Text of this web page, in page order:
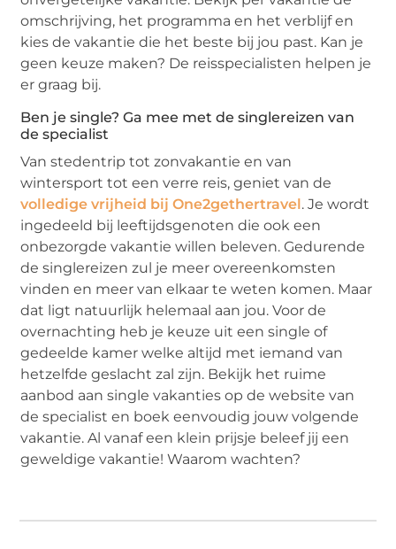
omschrijving, het programma en het verblijf en
kies de vakantie die het beste bij jou past. Kan je
geen keuze maken? De reisspecialisten helpen je
er graag bij.
Ben je single? Ga mee met de singlereizen van
de specialist
Van stedentrip tot zonvakantie en van
wintersport tot een verre reis, geniet van de
volledige vrijheid bij One2gethertravel. Je wordt
ingedeeld bij leeftijdsgenoten die ook een
onbezorgde vakantie willen beleven. Gedurende
de singlereizen zul je meer overeenkomsten
vinden en meer van elkaar te weten komen. Maar
dat ligt natuurlijk helemaal aan jou. Voor de
overnachting heb je keuze uit een single of
gedeelde kamer welke altijd met iemand van
hetzelfde geslacht zal zijn. Bekijk het ruime
aanbod aan single vakanties op de website van
de specialist en boek eenvoudig jouw volgende
vakantie. Al vanaf een klein prijsje beleef jij een
geweldige vakantie! Waarom wachten?